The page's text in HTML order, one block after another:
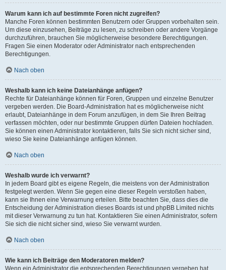
Warum kann ich auf bestimmte Foren nicht zugreifen?
Manche Foren können bestimmten Benutzern oder Gruppen vorbehalten sein.
Um diese einzusehen, Beiträge zu lesen, zu schreiben oder andere Vorgänge
durchzuführen, brauchen Sie möglicherweise besondere Berechtigungen.
Fragen Sie einen Moderator oder Administrator nach entsprechenden
Berechtigungen.
Nach oben
Weshalb kann ich keine Dateianhänge anfügen?
Rechte für Dateianhänge können für Foren, Gruppen und einzelne Benutzer
vergeben werden. Die Board-Administration hat es möglicherweise nicht
erlaubt, Dateianhänge in dem Forum anzufügen, in dem Sie Ihren Beitrag
verfassen möchten, oder nur bestimmte Gruppen dürfen Dateien hochladen.
Sie können einen Administrator kontaktieren, falls Sie sich nicht sicher sind,
wieso Sie keine Dateianhänge anfügen können.
Nach oben
Weshalb wurde ich verwarnt?
In jedem Board gibt es eigene Regeln, die meistens von der Administration
festgelegt werden. Wenn Sie gegen eine dieser Regeln verstoßen haben,
kann sie Ihnen eine Verwarnung erteilen. Bitte beachten Sie, dass dies die
Entscheidung der Administration dieses Boards ist und phpBB Limited nichts
mit dieser Verwarnung zu tun hat. Kontaktieren Sie einen Administrator, sofern
Sie sich die nicht sicher sind, wieso Sie verwarnt wurden.
Nach oben
Wie kann ich Beiträge den Moderatoren melden?
Wenn ein Administrator die entsprechenden Berechtigungen vergeben hat,